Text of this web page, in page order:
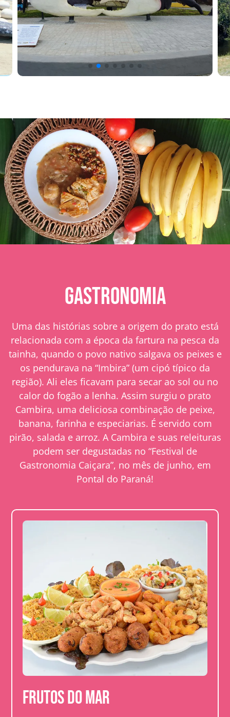
GASTRONOMIA
Uma das histórias sobre a origem do prato está
relacionada com a época da fartura na pesca da
tainha, quando o povo nativo salgava os peixes e
os pendurava na “Imbira” (um cipó típico da
região). Ali eles ficavam para secar ao sol ou no
calor do fogão a lenha. Assim surgiu o prato
Cambira, uma deliciosa combinação de peixe,
banana, farinha e especiarias. É servido com
pirão, salada e arroz. A Cambira e suas releituras
podem ser degustadas no “Festival de
Gastronomia Caiçara”, no mês de junho, em
Pontal do Paraná!
Frutos do mar